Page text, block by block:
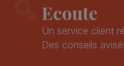
Ecoute
Un service client
Des conseils